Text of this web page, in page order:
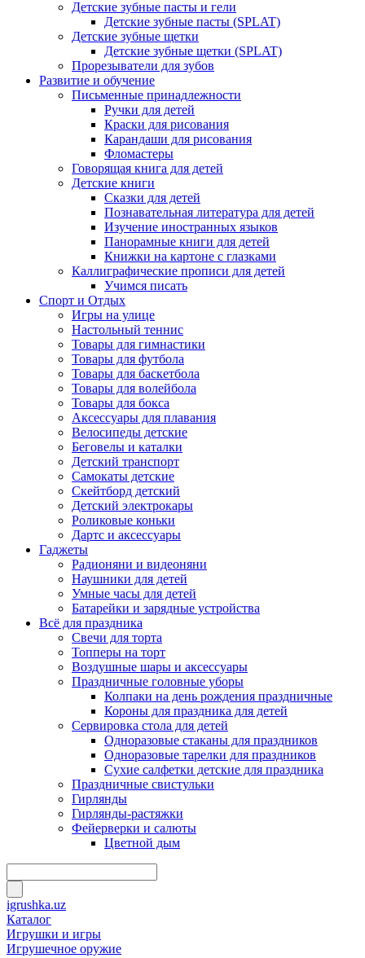
Детские зубные пасты и гели
Детские зубные пасты (SPLAT)
Детские зубные щетки
Детские зубные щетки (SPLAT)
Прорезыватели для зубов
Развитие и обучение
Письменные принадлежности
Ручки для детей
Краски для рисования
Карандаши для рисования
Фломастеры
Говорящая книга для детей
Детские книги
Сказки для детей
Познавательная литература для детей
Изучение иностранных языков
Панорамные книги для детей
Книжки на картоне с глазками
Каллиграфические прописи для детей
Учимся писать
Спорт и Отдых
Игры на улице
Настольный теннис
Товары для гимнастики
Товары для футбола
Товары для баскетбола
Товары для волейбола
Товары для бокса
Аксессуары для плавания
Велосипеды детские
Беговелы и каталки
Детский транспорт
Самокаты детские
Скейтборд детский
Детский электрокары
Роликовые коньки
Дартс и аксессуары
Гаджеты
Радионяни и видеоняни
Наушники для детей
Умные часы для детей
Батарейки и зарядные устройства
Всё для праздника
Свечи для торта
Топперы на торт
Воздушные шары и аксессуары
Праздничные головные уборы
Колпаки на день рождения праздничные
Короны для праздника для детей
Сервировка стола для детей
Одноразовые стаканы для праздников
Одноразовые тарелки для праздников
Сухие салфетки детские для праздника
Праздничные свистульки
Гирлянды
Гирлянды-растяжки
Фейерверки и салюты
Цветной дым
igrushka.uz
Каталог
Игрушки и игры
Игрушечное оружие